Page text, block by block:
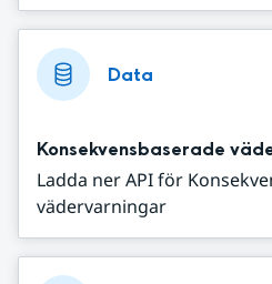
Data
Konsekvensbaserade
Ladda ner API för
vädervarningar